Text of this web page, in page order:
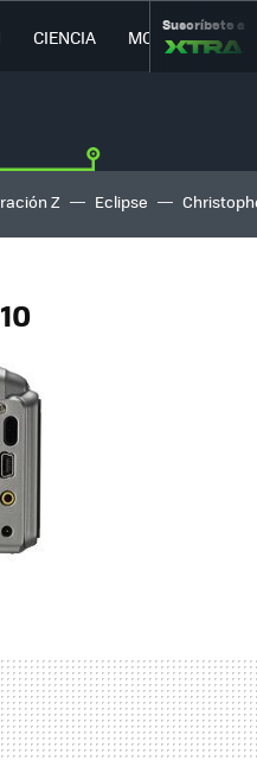
CIENCIA MOVILIDAD
Suscríbete a
Z Eclipse